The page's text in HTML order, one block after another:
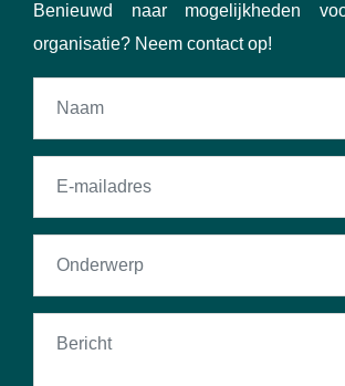
Benieuwd naar mogelijkheden
organisatie? Neem contact op!